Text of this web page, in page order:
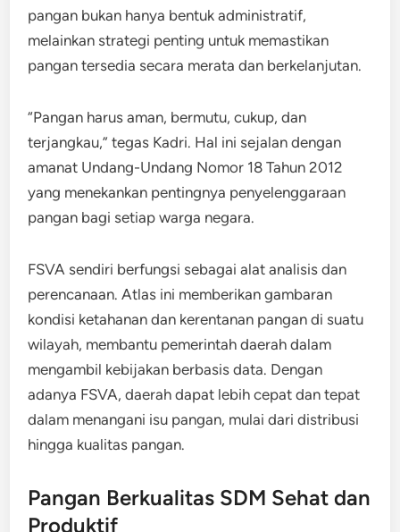
pangan bukan hanya bentuk administratif,
melainkan strategi penting untuk memastikan
pangan tersedia secara merata dan berkelanjutan.
“Pangan harus aman, bermutu, cukup, dan
terjangkau,” tegas Kadri. Hal ini sejalan dengan
amanat Undang-Undang Nomor 18 Tahun 2012
yang menekankan pentingnya penyelenggaraan
pangan bagi setiap warga negara.
FSVA sendiri berfungsi sebagai alat analisis dan
perencanaan. Atlas ini memberikan gambaran
kondisi ketahanan dan kerentanan pangan di suatu
wilayah, membantu pemerintah daerah dalam
mengambil kebijakan berbasis data. Dengan
adanya FSVA, daerah dapat lebih cepat dan tepat
dalam menangani isu pangan, mulai dari distribusi
hingga kualitas pangan.
Pangan Berkualitas SDM Sehat dan
Produktif